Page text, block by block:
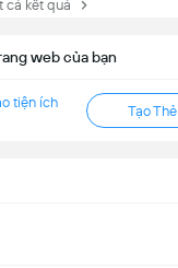
kết quả
web của bạn
tiện ích
Tạo